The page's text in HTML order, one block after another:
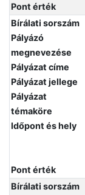
Pont érték
Bírálati sorszám
Pályázó
megnevezése
Pályázat címe
Pályázat jellege
Pályázat
témaköre
Időpont és hely
Pont érték
Bírálati sorszám